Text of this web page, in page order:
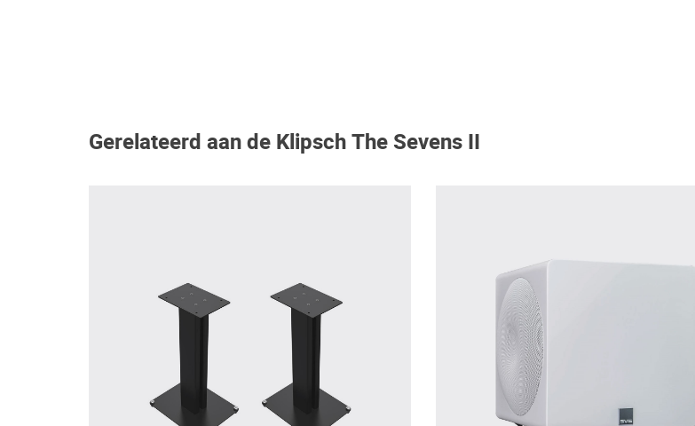
Gerelateerd aan de Klipsch The Sevens II